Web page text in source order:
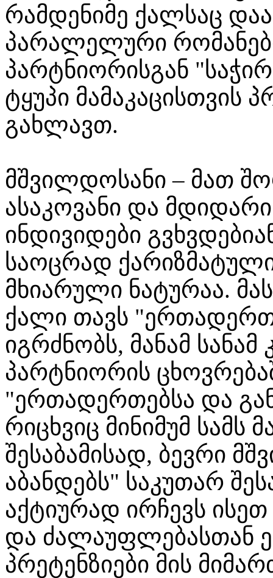
რამდენიმე ქალსაც
პარალელური
პარტნიორისგან
ტყუპი
გახლავთ.
მშვილდოსანი – მათ
ასაკოვანი და
ინდივიდები
საოცრად
მხიარული ნატურაა.
ქალი თავს
იგრძნობს, მანამ
პარტნიორის
"ერთადერთებსა და
რიცხვიც მინიმუმ სამს
შესაბამისად, ბევრი
აბანდებს" საკუთარ
აქტიურად ირჩევს
და ძალაუფლებასთან
პრეტენზიები მის